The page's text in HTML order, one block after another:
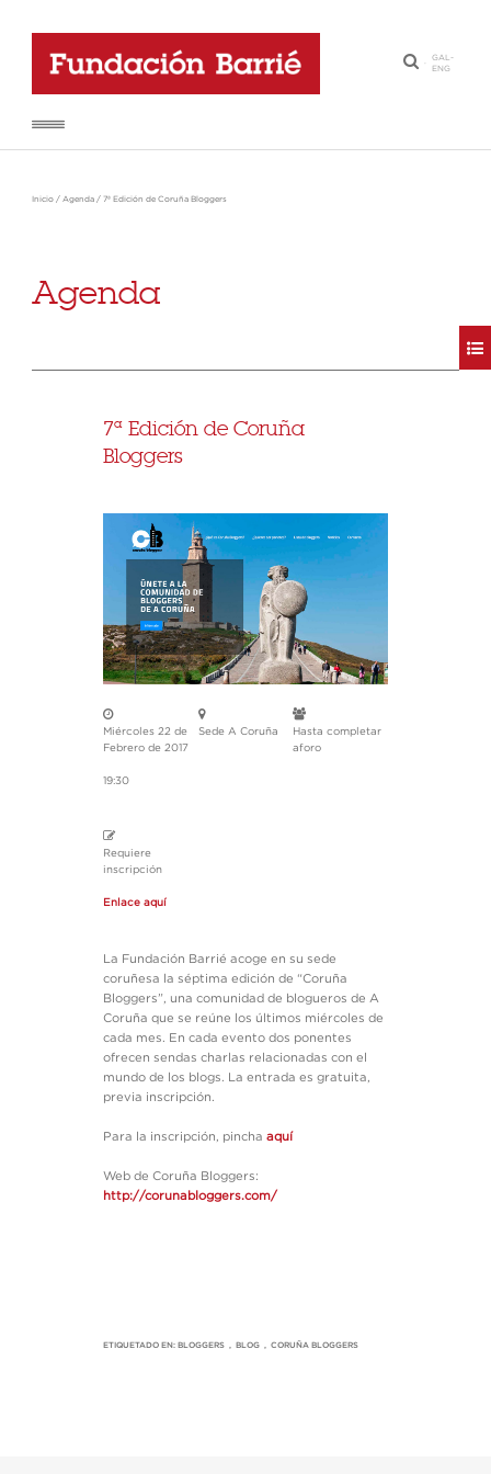
·
GAL-
ENG
Inicio / Agenda / 7ª Edición de Coruña Bloggers
Agenda
7ª Edición de Coruña
Bloggers
Miércoles 22 de
Febrero de 2017
19:30
Sede A Coruña
Hasta completar
aforo
Requiere
inscripción
Enlace aquí
La Fundación Barrié acoge en su sede
coruñesa la séptima edición de “Coruña
Bloggers”, una comunidad de blogueros de A
Coruña que se reúne los últimos miércoles de
cada mes. En cada evento dos ponentes
ofrecen sendas charlas relacionadas con el
mundo de los blogs. La entrada es gratuita,
previa inscripción.
Para la inscripción, pincha aquí
Web de Coruña Bloggers:
http://corunabloggers.com/
ETIQUETADO EN: BLOGGERS, BLOG, CORUÑA BLOGGERS